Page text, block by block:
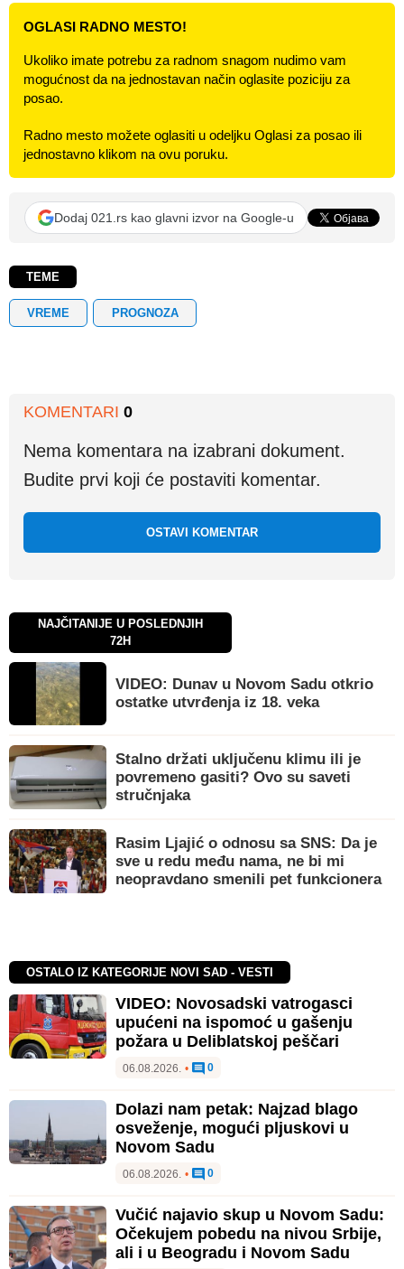
OGLASI RADNO MESTO!
Ukoliko imate potrebu za radnom snagom nudimo vam
mogućnost da na jednostavan način oglasite poziciju za
posao.
Radno mesto možete oglasiti u odeljku Oglasi za posao ili
jednostavno klikom na ovu poruku.
Dodaj 021.rs kao glavni izvor na Google-u
TEME
VREME PROGNOZA
KOMENTARI 0
Nema komentara na izabrani dokument.
Budite prvi koji će postaviti komentar.
OSTAVI KOMENTAR
NAJČITANIJE U POSLEDNJIH
72H
VIDEO: Dunav u Novom Sadu otkrio
ostatke utvrđenja iz 18. veka
Stalno držati uključenu klimu ili je
povremeno gasiti? Ovo su saveti
stručnjaka
Rasim Ljajić o odnosu sa SNS: Da je
sve u redu među nama, ne bi mi
neopravdano smenili pet funkcionera
OSTALO IZ KATEGORIJE NOVI SAD - VESTI
VIDEO: Novosadski vatrogasci
upućeni na ispomoć u gašenju
požara u Deliblatskoj peščari
06.08.2026. • 0
Dolazi nam petak: Najzad blago
osveženje, mogući pljuskovi u
Novom Sadu
06.08.2026. • 0
Vučić najavio skup u Novom Sadu:
Očekujem pobedu na nivou Srbije,
ali i u Beogradu i Novom Sadu